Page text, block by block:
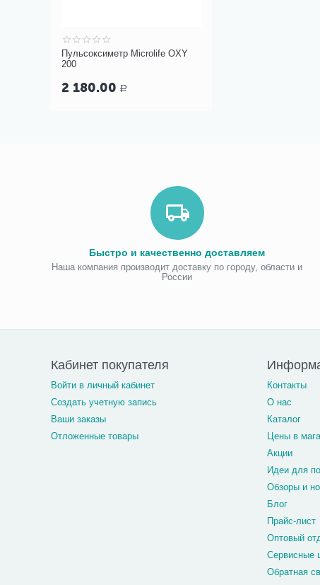
Пульсоксиметр Microlife OXY
200
2 180.00 Р
Быстро и качественно доставляем
Наша компания производит доставку по городу, области и
России
Кабинет покупателя
Войти в личный кабинет
Создать учетную запись
Ваши заказы
Отложенные товары
Контакты
О нас
Каталог
Цены в
Акции
Идеи для
Обзоры и
Блог
Прайс-лист
Оптовый
Сервисные
Обратная